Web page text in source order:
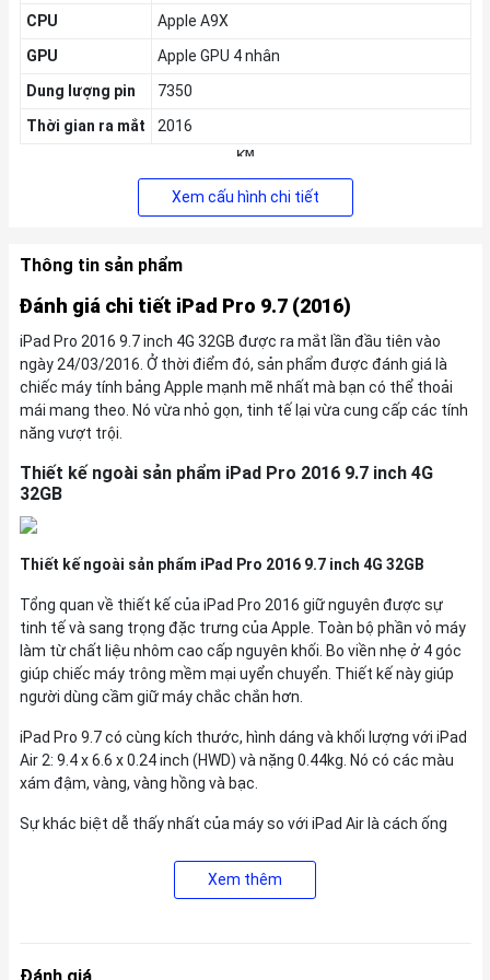
CPU
Apple A9X
GPU
Apple GPU 4 nhân
Dung lượng pin
7350
Thời gian ra mắt
2016
KM
Giảm thêm 5% tối đa200k
cũ
Xem cấu hình chi tiết
Thông tin sản phẩm
Đánh giá chi tiết iPad Pro 9.7 (2016)
iPad Pro 2016 9.7 inch 4G 32GB được ra mắt lần đầu tiên vào
ngày 24/03/2016. Ở thời điểm đó, sản phẩm được đánh giá là
chiếc máy tính bảng Apple mạnh mẽ nhất mà bạn có thể thoải
mái mang theo. Nó vừa nhỏ gọn, tinh tế lại vừa cung cấp các tính
năng vượt trội.
Thiết kế ngoài sản phẩm iPad Pro 2016 9.7 inch 4G
32GB
Thiết kế ngoài sản phẩm iPad Pro 2016 9.7 inch 4G 32GB
Tổng quan về thiết kế của iPad Pro 2016 giữ nguyên được sự
tinh tế và sang trọng đặc trưng của Apple. Toàn bộ phần vỏ máy
làm từ chất liệu nhôm cao cấp nguyên khối. Bo viền nhẹ ở 4 góc
giúp chiếc máy trông mềm mại uyển chuyển. Thiết kế này giúp
người dùng cầm giữ máy chắc chắn hơn.
iPad Pro 9.7 có cùng kích thước, hình dáng và khối lượng với iPad
Air 2: 9.4 x 6.6 x 0.24 inch (HWD) và nặng 0.44kg. Nó có các màu
xám đậm, vàng, vàng hồng và bạc.
Sự khác biệt dễ thấy nhất của máy so với iPad Air là cách ống
không cần lo lắng về việc máy tính bảng bị kênh khi đặt trên mặt
phẳng. Mặt kính camera sau làm từ chất liệu sapphire cao cấp
Xem thêm